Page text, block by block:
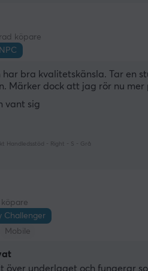
köpare
har bra kvalitetskänsla. Tar
Märker dock att jag rör nu
vant sig
Handledsstöd - Right - S - Grå
Challenger
Mobile
över underlaget och fungerar